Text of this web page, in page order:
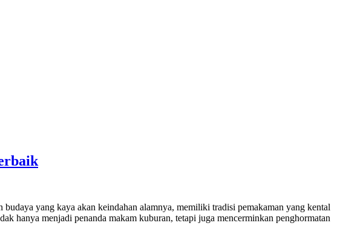
yang kaya akan keindahan alamnya, memiliki tradisi pemakaman yang kental
hanya menjadi penanda makam kuburan, tetapi juga mencerminkan penghormatan